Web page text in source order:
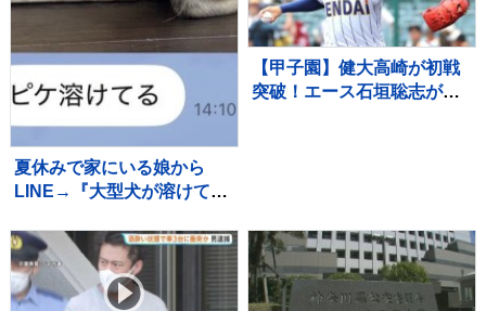
夏休みで家にいる娘から
LINE→『大型犬が溶けて
いて…『愛おしい一枚』に1
万いいね「たぷたぷで草」
「無防備ｗｗ」
【甲子園】健大高崎が初戦
突破！エース石垣聡志が八